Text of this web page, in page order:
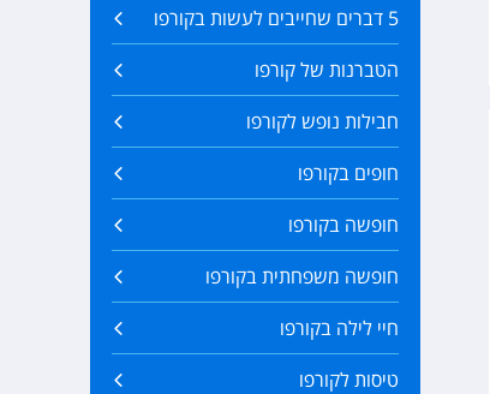
5 דברים שחייבים לעשות בקורפו
הטברנות של קורפו
חבילות נופש לקורפו
חופים בקורפו
חופשה בקורפו
חופשה משפחתית בקורפו
חיי לילה בקורפו
טיסות לקורפו